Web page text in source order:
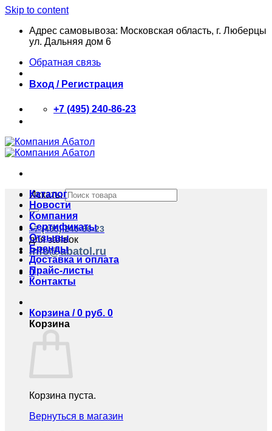
Skip to content
Адрес самовывоза: Московская область, г. Люберцы
ул. Дальняя дом 6
Обратная связь
Вход / Регистрация
+7 (495) 240-86-23
Искать:
+7 (495) 240-86-23
для заявок
info@abatol.ru
0
Каталог
Новости
Компания
Сертификаты
Отзывы
Бренды
Доставка и оплата
Прайс-листы
Контакты
Корзина /0 руб. 0
Корзина
Корзина пуста.
Вернуться в магазин